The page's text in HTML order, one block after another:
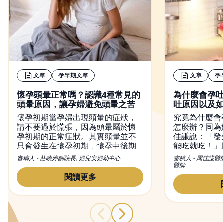
文章 孕早期文章
懷孕頭暈正常嗎？認識4種常見的
頭暈原因，讓孕婦避免頭暈之苦
懷孕初期當孕婦出現頭暈的症狀，
請不要過於慌張，因為頭暈屬於懷
孕初期的正常症狀。其實頭暈並不
只會發生在懷孕初期，懷孕中後期
也有可能出現頭暈現象。然而，造
成懷孕頭暈的原因有很多種，從懷
孕初期到晚期都有可能出現頭暈的
症狀，而改善頭暈的方法也不盡相
同，本文不僅會介紹頭暈的原因，
同時也會提供緩解懷孕頭暈的方
審稿人 - 莊曉婷副院長, 婦兒安婦幼中心
閱讀更多
文章 孕
為什麼會孕
吐原因以及
究竟為什麼
怎麼辦？同
佳謙說：「
能吃就吃！
初期孕吐經
和容易引起
量多餐的進
胃酸，舒緩
審稿人 - 周佳謙醫
醫師